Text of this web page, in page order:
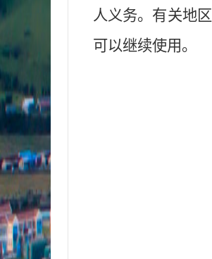
人义务。有关地区
可以继续使用。